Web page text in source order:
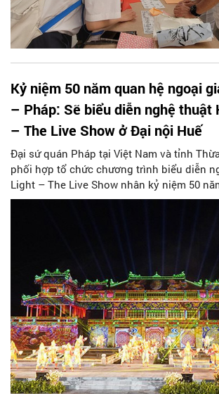
Kỷ niệm 50 năm quan hệ ngoại
– Pháp: Sẽ biểu diễn nghệ thuật
– The Live Show ở Đại nội Huế
Đại sứ quán Pháp tại Việt Nam và tỉnh
phối hợp tổ chức chương trình biểu diễn
Light – The Live Show nhân kỷ niệm 50
hệ ngoại giao Việt Nam và Pháp.